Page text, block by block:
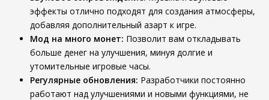
эффекты отлично подходят для создания атмосферы,
добавляя дополнительный азарт к игре.
Мод на много монет: Позволит вам откладывать
больше денег на улучшения, минуя долгие и
утомительные игровые часы.
Регулярные обновления: Разработчики постоянно
работают над улучшениями и новыми функциями, не